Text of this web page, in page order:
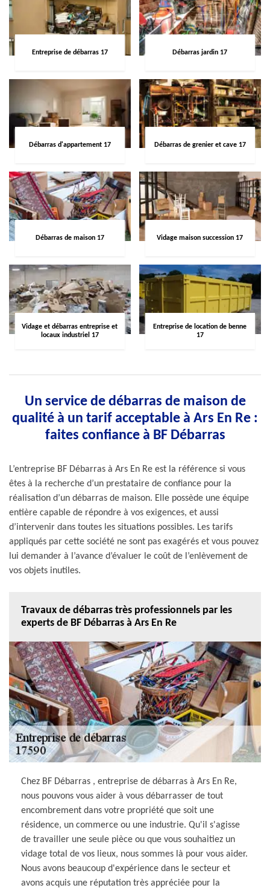
Entreprise de débarras 17 Débarras jardin 17
Débarras d'appartement 17 Débarras de grenier et cave 17
Débarras de maison 17 Vidage maison succession 17
Vidage et débarras entreprise et
locaux industriel 17
Entreprise de location de benne
17
Un service de débarras de maison de
qualité à un tarif acceptable à Ars En Re :
faites confiance à BF Débarras
L’entreprise BF Débarras à Ars En Re est la référence si vous
êtes à la recherche d’un prestataire de confiance pour la
réalisation d’un débarras de maison. Elle possède une équipe
entière capable de répondre à vos exigences, et aussi
d’intervenir dans toutes les situations possibles. Les tarifs
appliqués par cette société ne sont pas exagérés et vous pouvez
lui demander à l’avance d’évaluer le coût de l’enlèvement de
vos objets inutiles.
Travaux de débarras très professionnels par les
experts de BF Débarras à Ars En Re
Chez BF Débarras , entreprise de débarras à Ars En Re,
nous pouvons vous aider à vous débarrasser de tout
encombrement dans votre propriété que soit une
résidence, un commerce ou une industrie. Qu'il s'agisse
de travailler une seule pièce ou que vous souhaitiez un
vidage total de vos lieux, nous sommes là pour vous aider.
Nous avons beaucoup d'expérience dans le secteur et
avons acquis une réputation très appréciée pour la